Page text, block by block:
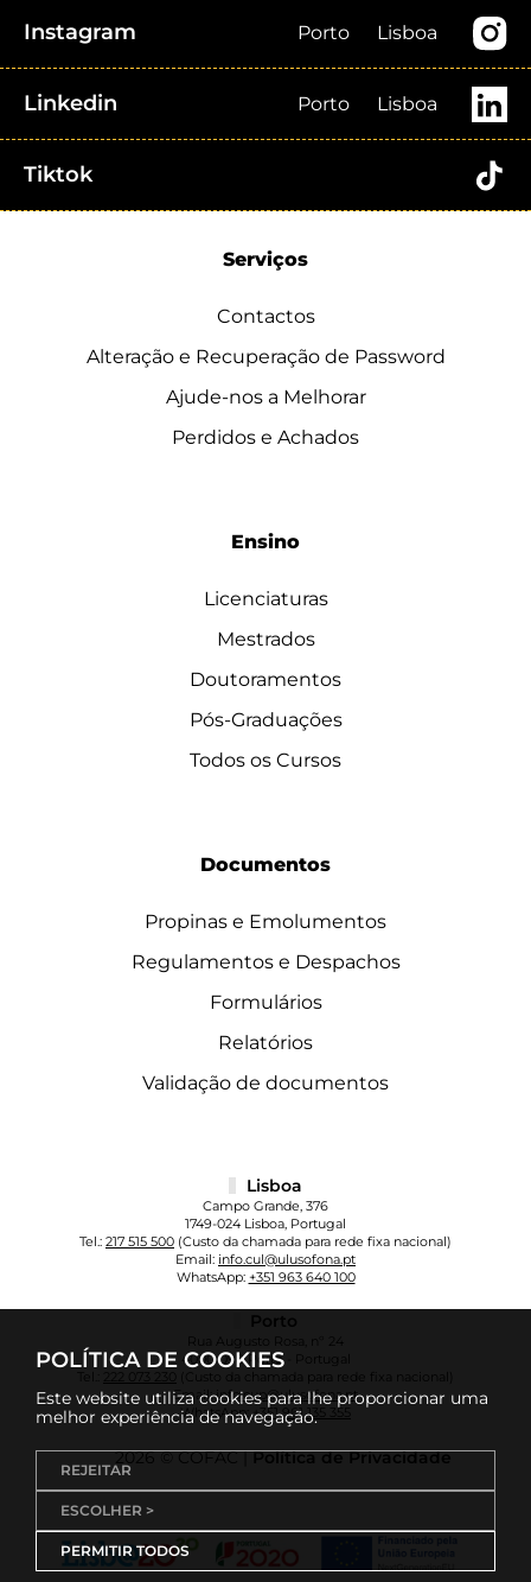
POLÍTICA DE COOKIES
Este website utiliza cookies para lhe proporcionar uma
melhor experiência de navegação.
REJEITAR
ESCOLHER >
PERMITIR TODOS
Instagram Porto Lisboa
Linkedin Porto Lisboa
Tiktok
Serviços
Contactos
Alteração e Recuperação de Password
Ajude-nos a Melhorar
Perdidos e Achados
Ensino
Licenciaturas
Mestrados
Doutoramentos
Pós-Graduações
Todos os Cursos
Documentos
Propinas e Emolumentos
Regulamentos e Despachos
Formulários
Relatórios
Validação de documentos
Lisboa
Campo Grande, 376
1749-024 Lisboa, Portugal
Tel.: 217 515 500 (Custo da chamada para rede fixa nacional)
Email: info.cul@ulusofona.pt
WhatsApp: +351 963 640 100
Porto
Rua Augusto Rosa, nº 24
4000-098 Porto - Portugal
222 073 230
(Custo da chamada para rede fixa nacional)
Email:info.cup@ulusofona.pt
WhatsApp:+351 961 135 355
2026 © COFAC |Política de Privacidade